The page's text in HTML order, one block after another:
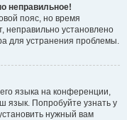
неправильное!
пояс, но время
неправильно установлено
для устранения проблемы.
языка на конференции,
язык. Попробуйте узнать у
нужный вам